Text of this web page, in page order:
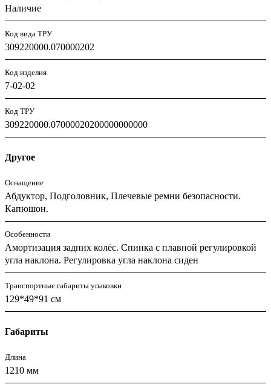
Наличие
Код вида ТРУ
309220000.070000202
Код изделия
7-02-02
Код ТРУ
309220000.07000020200000000000
Другое
Оснащение
Абдуктор, Подголовник, Плечевые ремни безопасности.
Капюшон.
Особенности
Амортизация задних колёс. Спинка с плавной регулировкой
угла наклона. Регулировка угла наклона сиден
Транспортные габариты упаковки
129*49*91 см
Габариты
Длина
1210 мм